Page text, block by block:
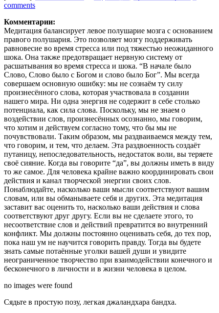
comments
Комментарии:
Медитация балансирует левое полушарие мозга с основанием
правого полушария. Это позволяет мозгу поддерживать
равновесие во время стресса или под тяжестью неожиданного
шока. Она также предотвращает нервную систему от
расшатывания во время стресса и шока. “В начале было
Слово, Слово было с Богом и слово было Бог”. Мы всегда
совершаем основную ошибку: мы не сознаём ту силу
произнесённого слова, которая участвовала в создании
нашего мира. Ни одна энергия не содержит в себе столько
потенциала, как сила слова. Поскольку, мы не знаем о
воздействии слов, произнесённых осознанно, мы говорим,
что хотим и действуем согласно тому, что бы мы не
почувствовали. Таким образом, мы раздваиваемся между тем,
что говорим, и тем, что делаем. Эта раздвоенность создаёт
путаницу, непоследовательность, недостаток воли, вы теряете
своё сияние. Когда вы говорите “да”, вы должны иметь в виду
то же самое. Для человека крайне важно координировать свои
действия и канал творческой энергии своих слов.
Понаблюдайте, насколько ваши мысли соответствуют вашим
словам, или вы обманываете себя и других. Эта медитация
заставит вас оценить то, насколько ваши действия и слова
соответствуют друг другу. Если вы не сделаете этого, то
несоответствие слов и действий превратится во внутренний
конфликт. Мы должны постоянно оценивать себя, до тех пор,
пока наш ум не научится говорить правду. Тогда вы будете
знать самые потаённые уголки вашей души и увидите
неограниченное творчество при взаимодействии конечного и
бесконечного в личности и в жизни человека в целом.
no images were found
Сядьте в простую позу, легкая джаландхара бандха.